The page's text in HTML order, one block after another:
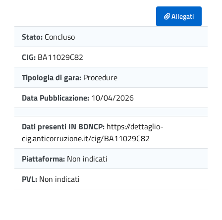
Allegati
Stato: Concluso
CIG: BA11029C82
Tipologia di gara: Procedure
Data Pubblicazione: 10/04/2026
Dati presenti IN BDNCP: https://dettaglio-
cig.anticorruzione.it/cig/BA11029C82
Piattaforma: Non indicati
PVL: Non indicati